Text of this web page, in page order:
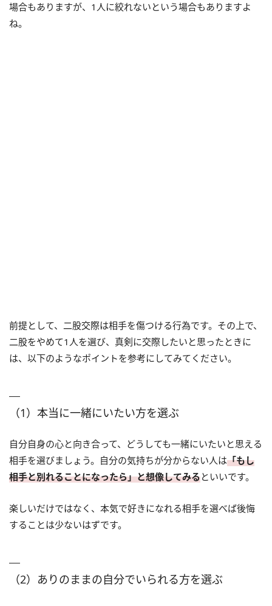
場合もありますが、1人に絞れないという場合もありますよ
ね。
前提として、二股交際は相手を傷つける行為です。その上で、
二股をやめて1人を選び、真剣に交際したいと思ったときに
は、以下のようなポイントを参考にしてみてください。
（1）本当に一緒にいたい方を選ぶ
自分自身の心と向き合って、どうしても一緒にいたいと思える
相手を選びましょう。自分の気持ちが分からない人は「もし
相手と別れることになったら」と想像してみるといいです。
楽しいだけではなく、本気で好きになれる相手を選べば後悔
することは少ないはずです。
（2）ありのままの自分でいられる方を選ぶ